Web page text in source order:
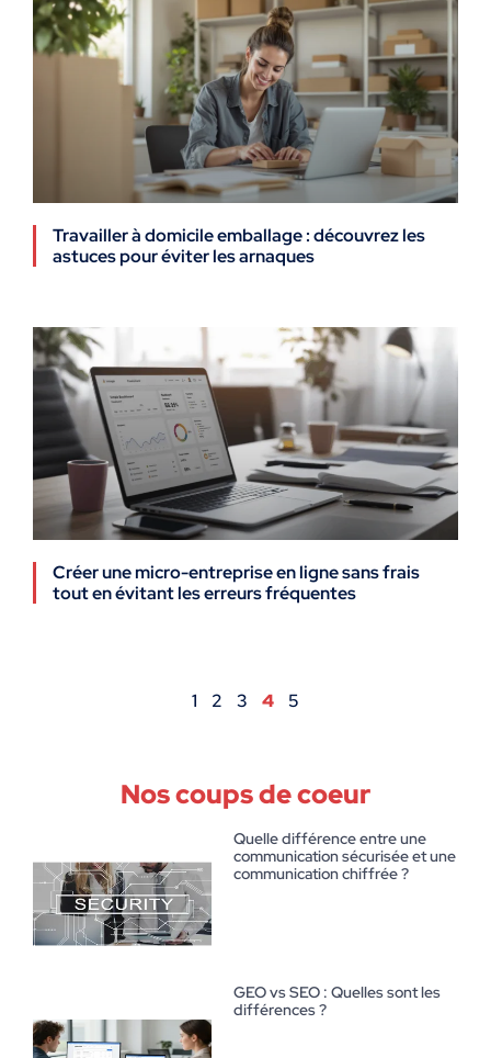
Travailler à domicile emballage : découvrez les
astuces pour éviter les arnaques
Créer une micro-entreprise en ligne sans frais
tout en évitant les erreurs fréquentes
1 2 3 4 5
Nos coups de coeur
Quelle différence entre une
communication sécurisée et une
communication chiffrée ?
GEO vs SEO : Quelles sont les
différences ?